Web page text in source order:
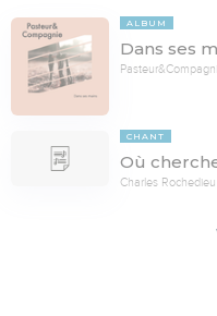
ALBUM
Dans ses
CHANT
Où
Charles Rochedieu